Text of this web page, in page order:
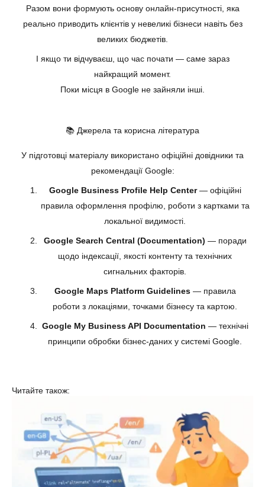
Разом вони формують основу онлайн-присутності, яка
реально приводить клієнтів у невеликі бізнеси навіть без
великих бюджетів.
І якщо ти відчуваєш, що час почати — саме зараз
найкращий момент.
Поки місця в Google не зайняли інші.
📚 Джерела та корисна література
У підготовці матеріалу використано офіційні довідники та
рекомендації Google:
Google Business Profile Help Center— офіційні
правила оформлення профілю, роботи з картками та
локальної видимості.
Google Search Central (Documentation) — поради
щодо індексації, якості контенту та технічних
сигнальних факторів.
Google Maps Platform Guidelines— правила
роботи з локаціями, точками бізнесу та картою.
Google My Business API Documentation — технічні
принципи обробки бізнес-даних у системі Google.
Читайте також: